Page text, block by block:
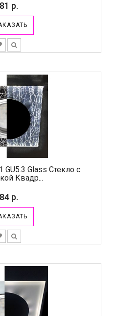
р.
GU5.3 Glass Стекло с
Квадр...
р.